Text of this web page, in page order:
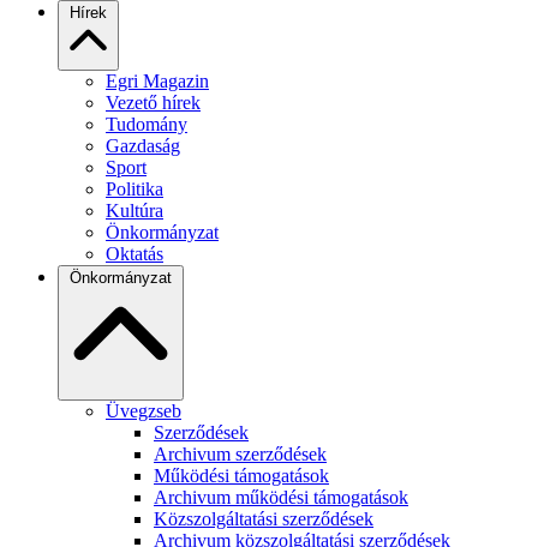
Hírek
Egri Magazin
Vezető hírek
Tudomány
Gazdaság
Sport
Politika
Kultúra
Önkormányzat
Oktatás
Önkormányzat
Üvegzseb
Szerződések
Archivum szerződések
Működési támogatások
Archivum működési támogatások
Közszolgáltatási szerződések
Archivum közszolgáltatási szerződések